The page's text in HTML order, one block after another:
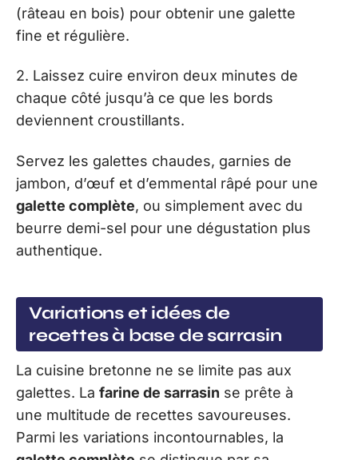
(râteau en bois) pour obtenir une galette
fine et régulière.
2. Laissez cuire environ deux minutes de
chaque côté jusqu’à ce que les bords
deviennent croustillants.
Servez les galettes chaudes, garnies de
jambon, d’œuf et d’emmental râpé pour une
galette complète, ou simplement avec du
beurre demi-sel pour une dégustation plus
authentique.
Variations et idées de
recettes à base de sarrasin
La cuisine bretonne ne se limite pas aux
galettes. La farine de sarrasin se prête à
une multitude de recettes savoureuses.
Parmi les variations incontournables, la